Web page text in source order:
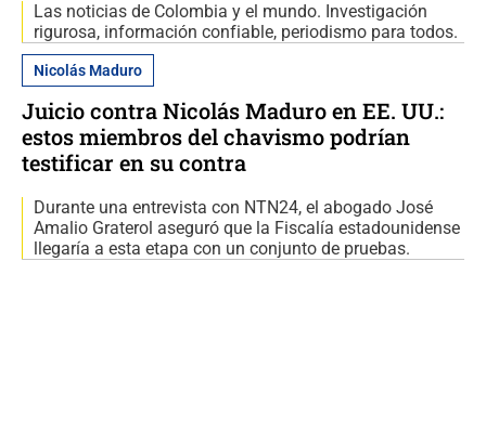
Las noticias de Colombia y el mundo. Investigación
rigurosa, información confiable, periodismo para todos.
Nicolás Maduro
Juicio contra Nicolás Maduro en EE. UU.:
estos miembros del chavismo podrían
testificar en su contra
Durante una entrevista con NTN24, el abogado José
Amalio Graterol aseguró que la Fiscalía estadounidense
llegaría a esta etapa con un conjunto de pruebas.